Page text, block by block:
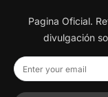
Pagina Oficial.
divulgación